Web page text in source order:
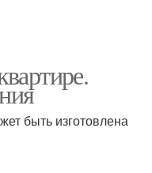
быть изготовлена